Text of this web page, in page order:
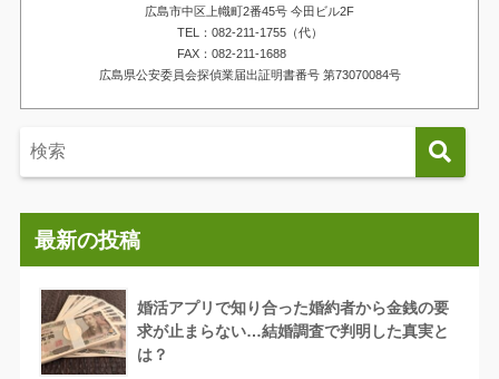
広島市中区上幟町2番45号 今田ビル2F
TEL：082-211-1755（代）
FAX：082-211-1688
広島県公安委員会探偵業届出証明書番号 第73070084号
最新の投稿
婚活アプリで知り合った婚約者から金銭の要
求が止まらない…結婚調査で判明した真実と
は？